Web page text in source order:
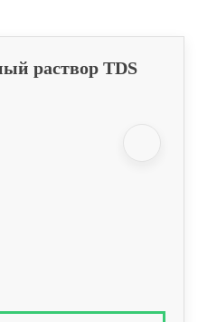
раствор TDS